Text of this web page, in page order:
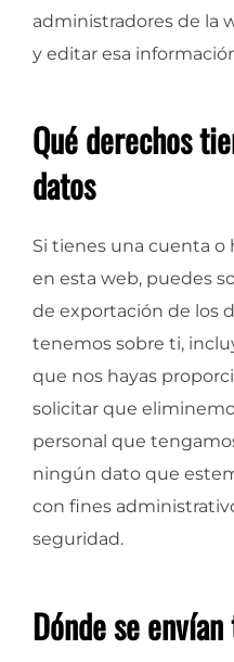
administradores de la
y editar esa
Qué derechos
datos
Si tienes una cuenta o
en esta web, puedes
de exportación de los
tenemos sobre ti,
que nos hayas
solicitar que
personal que
ningún dato que
con fines
seguridad.
Dónde se